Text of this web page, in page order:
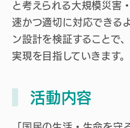
と考えられる大規模災害
速かつ適切に対応できる
ン設計を検証することで
実現を目指していきます。
活動内容